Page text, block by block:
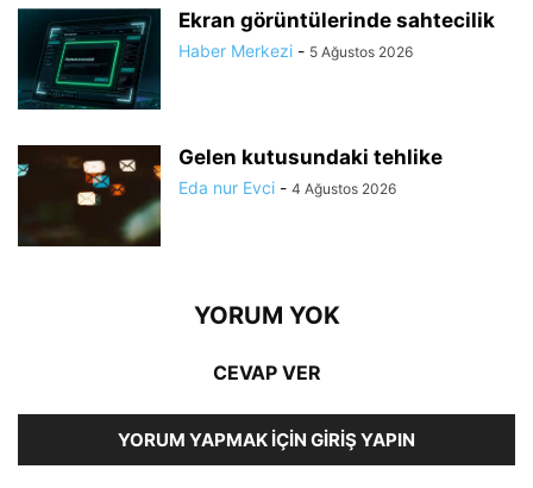
Ekran görüntülerinde sahtecilik
Haber Merkezi - 5 Ağustos 2026
Gelen kutusundaki tehlike
Eda nur Evci - 4 Ağustos 2026
YORUM YOK
CEVAP VER
YORUM YAPMAK İÇIN GIRIŞ YAPIN